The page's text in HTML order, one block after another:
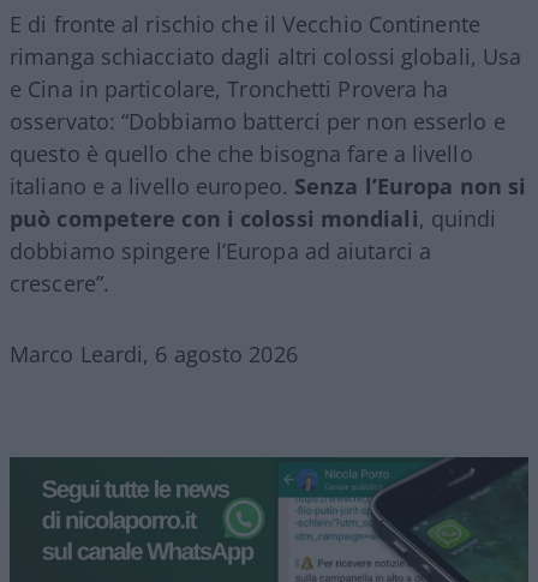
E di fronte al rischio che il Vecchio Continente
rimanga schiacciato dagli altri colossi globali, Usa
e Cina in particolare, Tronchetti Provera ha
osservato: “Dobbiamo batterci per non esserlo e
questo è quello che che bisogna fare a livello
italiano e a livello europeo. Senza l’Europa non si
può competere con i colossi mondiali, quindi
dobbiamo spingere l’Europa ad aiutarci a
crescere”.
Marco Leardi, 6 agosto 2026